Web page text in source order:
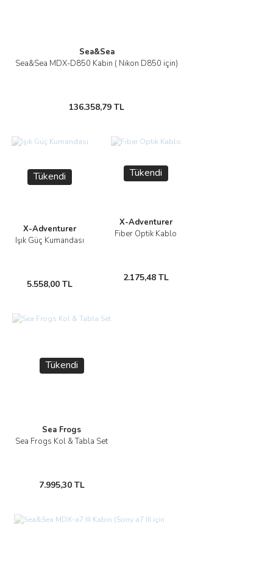
Sea&Sea
Sea&Sea MDX-D850 Kabin ( Nikon D850 için)
136.358,79 TL
Tükendi
X-Adventurer
Işık Güç Kumandası
5.558,00 TL
Tükendi
X-Adventurer
Fiber Optik Kablo
2.175,48 TL
Tükendi
Sea Frogs
Sea Frogs Kol & Tabla Set
7.995,30 TL